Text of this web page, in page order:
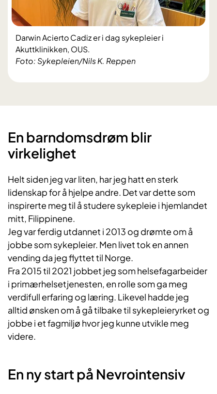
Foto: Sykepleien/Nils K. Reppen
Darwin Acierto Cadiz er i dag sykepleier i
Akuttklinikken, OUS.
En barndomsdrøm blir
virkelighet
Helt siden jeg var liten, har jeg hatt en sterk
lidenskap for å hjelpe andre. Det var dette som
inspirerte meg til å studere sykepleie i hjemlandet
mitt, Filippinene.
Jeg var ferdig utdannet i 2013 og drømte om å
jobbe som sykepleier. Men livet tok en annen
vending da jeg flyttet til Norge.
Fra 2015 til 2021 jobbet jeg som helsefagarbeider
i primærhelsetjenesten, en rolle som ga meg
verdifull erfaring og læring. Likevel hadde jeg
alltid ønsken om å gå tilbake til sykepleieryrket og
jobbe i et fagmiljø hvor jeg kunne utvikle meg
videre.
En ny start på Nevrointensiv